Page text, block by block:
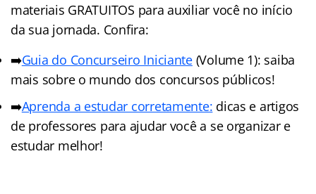
materiais GRATUITOS para auxiliar você no início
da sua jornada. Confira:
➡️Guia do Concurseiro Iniciante(Volume 1): saiba
mais sobre o mundo dos concursos públicos!
➡️Aprenda a estudar corretamente: dicas e artigos
de professores para ajudar você a se organizar e
estudar melhor!